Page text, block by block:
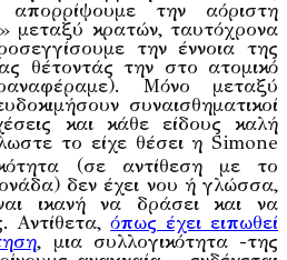
την αόριστη
μεταξύ κρατών, ταυτόχρονα
την έννοια της
θέτοντάς την στο ατομικό
Μόνο μεταξύ
συναισθηματικοί
και κάθε είδους καλή
το είχε θέσει η Simone
(σε αντίθεση με το
δεν έχει νου ή γλώσσα,
ικανή να δράσει και να
Αντίθετα,όπως έχει ειπωθεί
, μια συλλογικότητα -της